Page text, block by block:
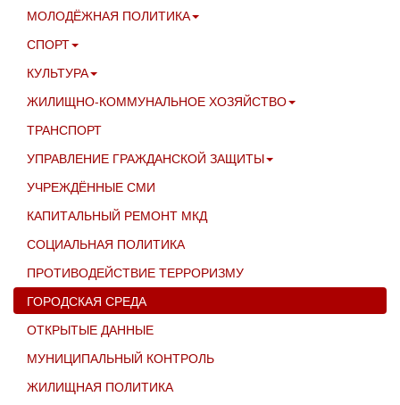
МОЛОДЁЖНАЯ ПОЛИТИКА
СПОРТ
КУЛЬТУРА
ЖИЛИЩНО-КОММУНАЛЬНОЕ ХОЗЯЙСТВО
ТРАНСПОРТ
УПРАВЛЕНИЕ ГРАЖДАНСКОЙ ЗАЩИТЫ
УЧРЕЖДЁННЫЕ СМИ
КАПИТАЛЬНЫЙ РЕМОНТ МКД
СОЦИАЛЬНАЯ ПОЛИТИКА
ПРОТИВОДЕЙСТВИЕ ТЕРРОРИЗМУ
ГОРОДСКАЯ СРЕДА
ОТКРЫТЫЕ ДАННЫЕ
МУНИЦИПАЛЬНЫЙ КОНТРОЛЬ
ЖИЛИЩНАЯ ПОЛИТИКА